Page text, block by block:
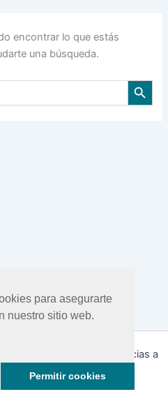
para asegurarte
nuestro sitio web.
Permitir cookies
encontrar lo que estás
una búsqueda.
Botón de
Facts | Funciona gracias a
para WordPress